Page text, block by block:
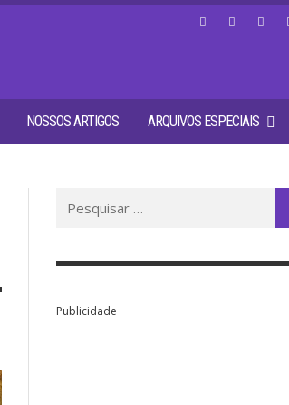
NOSSOS ARTIGOS ARQUIVOS ESPECIAIS
por:
Publicidade